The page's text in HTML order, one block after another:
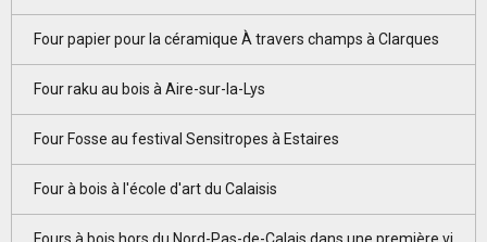
Four papier pour la céramique À travers champs à Clarques
Four raku au bois à Aire-sur-la-Lys
Four Fosse au festival Sensitropes à Estaires
Four à bois à l'école d'art du Calaisis